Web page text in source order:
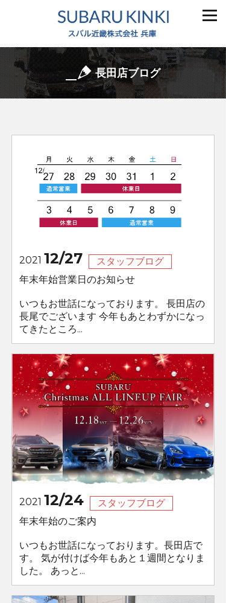
長田店ブログ
2021 12/27
スタッフブログ
年末年始営業日のお知らせ
いつもお世話になっております。 長田店の
長尾でございます 今年もあとわずかになっ
てきたところ...
2021 12/24
スタッフブログ
年末年始のご案内
いつもお世話になっております。長田店で
す。 気が付けば今年もあと１週間となりま
した。 あっと...